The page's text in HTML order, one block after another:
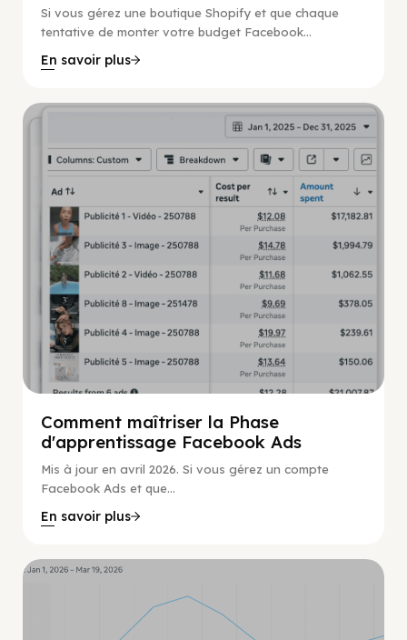
Si vous gérez une boutique Shopify et que chaque
tentative de monter votre budget Facebook...
En savoir plus
Guide Facebook
Comment maîtriser la Phase
d'apprentissage Facebook Ads
Mis à jour en avril 2026. Si vous gérez un compte
Facebook Ads et que...
En savoir plus